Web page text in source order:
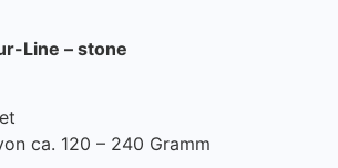
Line – stone
ca. 120 – 240 Gramm